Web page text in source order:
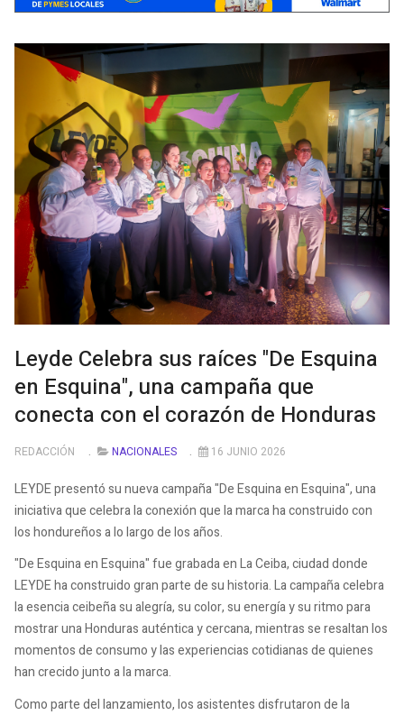
Leyde Celebra sus raíces "De Esquina
en Esquina", una campaña que
conecta con el corazón de Honduras
REDACCIÓN NACIONALES 16 JUNIO 2026
LEYDE presentó su nueva campaña "De Esquina en Esquina", una
iniciativa que celebra la conexión que la marca ha construido con
los hondureños a lo largo de los años.
"De Esquina en Esquina" fue grabada en La Ceiba, ciudad donde
LEYDE ha construido gran parte de su historia. La campaña celebra
la esencia ceibeña su alegría, su color, su energía y su ritmo para
mostrar una Honduras auténtica y cercana, mientras se resaltan los
momentos de consumo y las experiencias cotidianas de quienes
han crecido junto a la marca.
Como parte del lanzamiento, los asistentes disfrutaron de la